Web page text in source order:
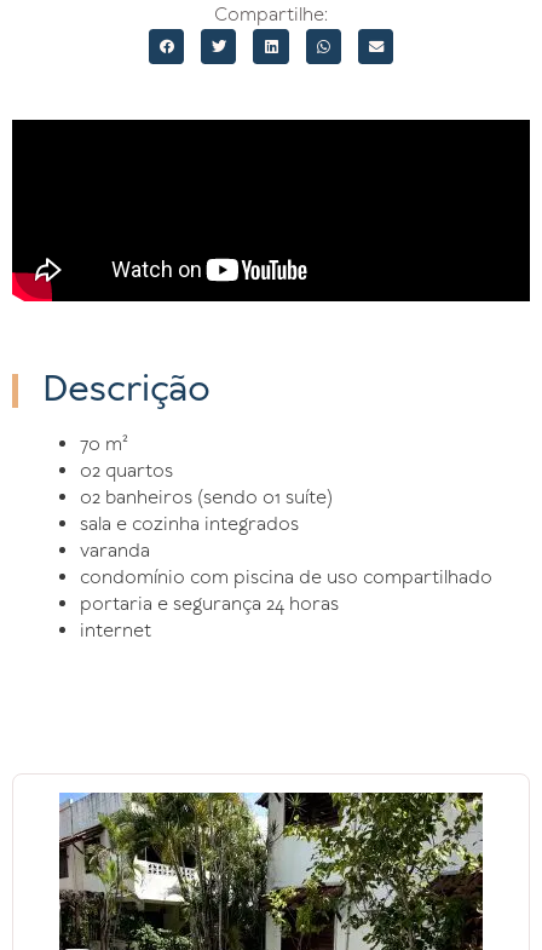
Compartilhe:
Descrição
70 m²
02 quartos
02 banheiros (sendo 01 suíte)
sala e cozinha integrados
varanda
condomínio com piscina de uso compartilhado
portaria e segurança 24 horas
internet